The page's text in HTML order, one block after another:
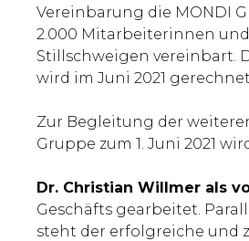
Vereinbarung die MONDI
2.000 Mitarbeiterinnen
Stillschweigen vereinbart.
wird im Juni 2021 gerechnet.
Zur Begleitung der
Gruppe zum 1. Juni 2021
Dr. Christian Willmer als
Geschäfts gearbeitet.
steht der erfolgreiche und